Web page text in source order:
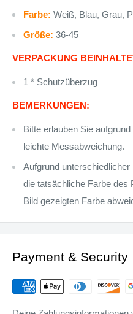
Farbe: Weiß, Blau, Grau,
Größe: 36-45
VERPACKUNG
1 * Schutzüberzug
BEMERKUNGEN:
Bitte erlauben Sie
leichte Messabweichung.
Aufgrund
die tatsächliche Farbe des
Bild gezeigten Farbe
Payment & Security